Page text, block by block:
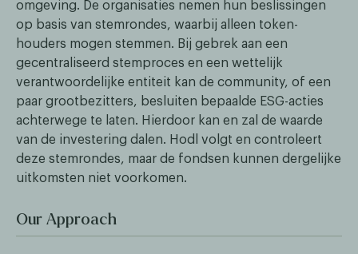
omgeving. De organisaties nemen hun beslissingen
op basis van stemrondes, waarbij alleen token-
houders mogen stemmen. Bij gebrek aan een
gecentraliseerd stemproces en een wettelijk
verantwoordelijke entiteit kan de community, of een
paar grootbezitters, besluiten bepaalde ESG-acties
achterwege te laten. Hierdoor kan en zal de waarde
van de investering dalen. Hodl volgt en controleert
deze stemrondes, maar de fondsen kunnen dergelijke
uitkomsten niet voorkomen.
Our Approach